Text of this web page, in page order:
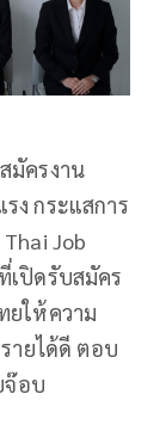
มัครงาน
ง กระแสการ
Job
เปิดรับสมัคร
ยให้ความ
ายได้ดี ตอบ
จ๊อบ